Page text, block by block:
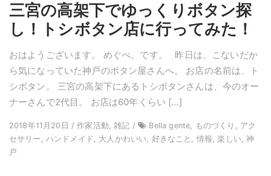
三宮の高架下でゆっくりボタン探
し！トシボタン店に行ってみた！
おはようございます。 めぐぺ。です。 昨日は、こないだか
ら気になっていた神戸のボタン屋さんへ。 お店の名前は、ト
シボタン。 三宮の高架下にあるトシボタンさんは、今のオー
ナーさんで2代目。 お店は60年くらい […]
2018年11月20日 / 作家活動, 雑記 /
Bella gente, ものづくり, アク
セサリー, ハンドメイド, 大人かわいい, 好きなこと, 情報, 楽しい, 神
戸